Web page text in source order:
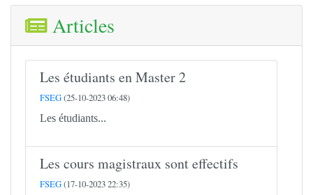
Articles
Les étudiants en Master 2
FSEG(25-10-2023 06:48)
Les étudiants...
Les cours magistraux sont effectifs
FSEG(17-10-2023 22:35)